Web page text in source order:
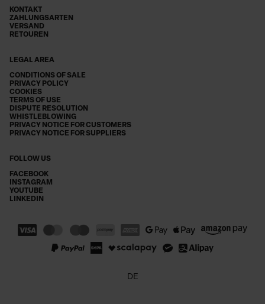
KONTAKT
ZAHLUNGSARTEN
VERSAND
RETOUREN
LEGAL AREA
CONDITIONS OF SALE
PRIVACY POLICY
COOKIES
TERMS OF USE
DISPUTE RESOLUTION
WHISTLEBLOWING
PRIVACY NOTICE FOR CUSTOMERS
PRIVACY NOTICE FOR SUPPLIERS
FOLLOW US
FACEBOOK
INSTAGRAM
YOUTUBE
LINKEDIN
DE